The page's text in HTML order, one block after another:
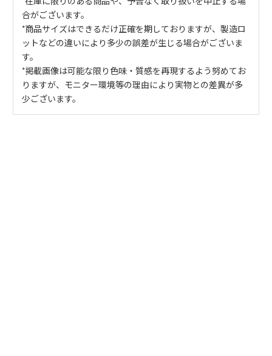
合がございます。
*商品サイズはできるだけ正確を期しておりますが、製造ロ
ットなどの違いにより多少の誤差が生じる場合がございま
す。
*掲載画像は可能な限り色味・質感を再現するよう努めてお
りますが、モニター環境等の理由により実物との差異が多
少ございます。